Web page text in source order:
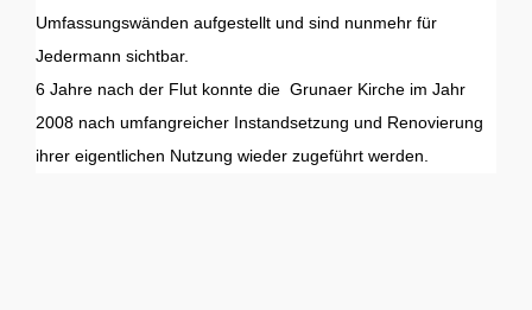
Umfassungswänden aufgestellt und sind nunmehr für
Jedermann sichtbar.
6 Jahre nach der Flut konnte die Grunaer Kirche im Jahr
2008 nach umfangreicher Instandsetzung und Renovierung
ihrer eigentlichen Nutzung wieder zugeführt werden.